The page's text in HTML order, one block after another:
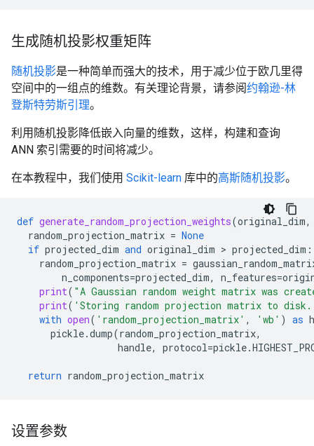
生成随机投影权重矩阵
随机投影是一种简单而强大的技术，用于减少位于欧几里得
空间中的一组点的维数。有关理论背景，请参阅约翰逊-林
登斯特劳斯引理。
利用随机投影降低嵌入向量的维数，这样，构建和查询
ANN 索引需要的时间将减少。
在本教程中，我们使用 Scikit-learn 库中的高斯随机投影。
def generate_random_projection_weights(original_dim,
random_projection_matrix = None
if projected_dim and original_dim > projected_dim :
random_projection_matrix =
n_components=projected_dim, n_features=
print( "A Gaussian random weight matrix was
print( 'Storing random projection matrix to
with open( 'random_projection_matrix' , 'wb' ) as
pickle.dump(random_projection_matrix,
handle, protocol=pickle.
return random_projection_matrix
设置参数